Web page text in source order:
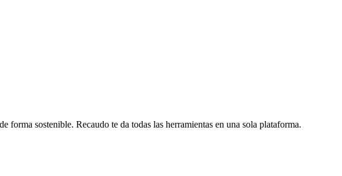
sostenible. Recaudo te da todas las herramientas en una sola plataforma.